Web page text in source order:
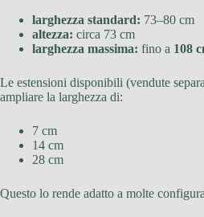
larghezza standard: 73–80 cm
altezza: circa 73 cm
larghezza massima: fino a 108
Le estensioni disponibili (vendute
ampliare la larghezza di:
7 cm
14 cm
28 cm
Questo lo rende adatto a molte